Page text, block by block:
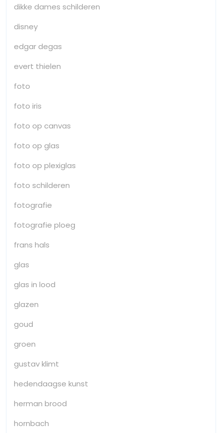
dikke dames schilderen
disney
edgar degas
evert thielen
foto
foto iris
foto op canvas
foto op glas
foto op plexiglas
foto schilderen
fotografie
fotografie ploeg
frans hals
glas
glas in lood
glazen
goud
groen
gustav klimt
hedendaagse kunst
herman brood
hornbach